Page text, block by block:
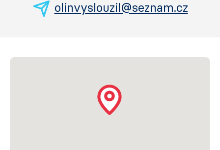
olinvyslouzil@seznam.cz